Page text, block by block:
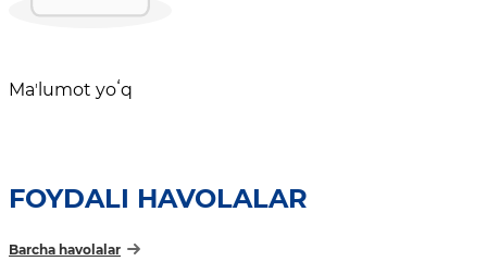
Maʼlumot yoʻq
FOYDALI HAVOLALAR
Barcha havolalar